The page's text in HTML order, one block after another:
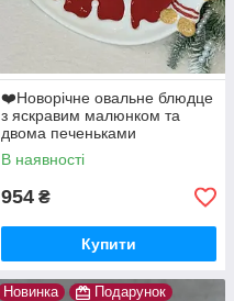
❤️Новорічне овальне блюдце
з яскравим малюнком та
двома печеньками
31х19,8х2,5 см
В наявності
954 ₴
Купити
Новинка Подарунок